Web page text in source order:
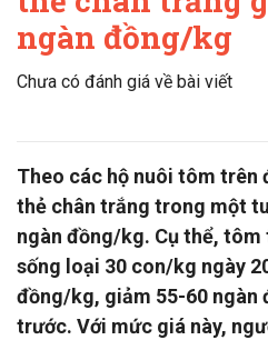
ngàn đồng/kg
Chưa có đánh giá về bài viết
Theo các hộ nuôi tôm trên
thẻ chân trắng trong một
ngàn đồng/kg. Cụ thể,
sống loại 30 con/kg ngày
đồng/kg, giảm 55-60 ngàn
trước. Với mức giá này,